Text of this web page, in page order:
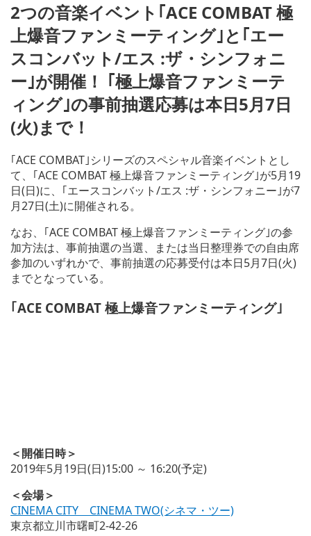
ィ
ド
ウ
で
開
く)
2つの音楽イベント｢ACE COMBAT 極
上爆音ファンミーティング｣と｢エー
スコンバット/エス :ザ・シンフォニ
ー｣が開催！ ｢極上爆音ファンミーテ
ィング｣の事前抽選応募は本日5月7日
(火)まで！
｢ACE COMBAT｣シリーズのスペシャル音楽イベントとし
て、｢ACE COMBAT 極上爆音ファンミーティング｣が5月19
日(日)に、｢エースコンバット/エス :ザ・シンフォニー｣が7
月27日(土)に開催される。
なお、｢ACE COMBAT 極上爆音ファンミーティング｣の参
加方法は、事前抽選の当選、または当日整理券での自由席
参加のいずれかで、事前抽選の応募受付は本日5月7日(火)
までとなっている。
｢ACE COMBAT 極上爆音ファンミーティング｣
＜開催日時＞
2019年5月19日(日)15:00 ～ 16:20(予定)
＜会場＞
CINEMA CITY CINEMA TWO(シネマ・ツー)
東京都立川市曙町2-42-26